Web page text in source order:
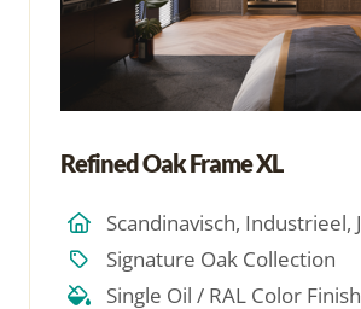
Refined Oak Frame XL
Signature Oak Collection
Single Oil / RAL Color Finish